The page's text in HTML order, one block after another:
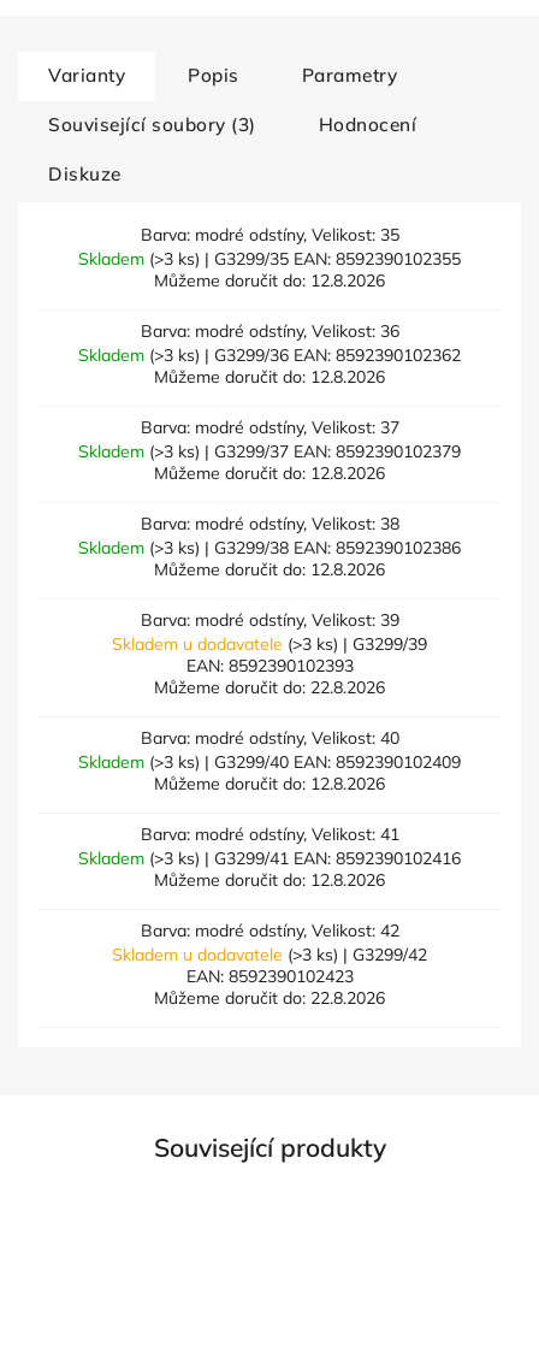
Varianty Popis Parametry
Související soubory (3) Hodnocení
Diskuze
Barva: modré odstíny, Velikost: 35
Skladem (>3 ks) | G3299/35 EAN: 8592390102355
Můžeme doručit do: 12.8.2026
Barva: modré odstíny, Velikost: 36
Skladem (>3 ks) | G3299/36 EAN: 8592390102362
Můžeme doručit do: 12.8.2026
Barva: modré odstíny, Velikost: 37
Skladem (>3 ks) | G3299/37 EAN: 8592390102379
Můžeme doručit do: 12.8.2026
Barva: modré odstíny, Velikost: 38
Skladem (>3 ks) | G3299/38 EAN: 8592390102386
Můžeme doručit do: 12.8.2026
Barva: modré odstíny, Velikost: 39
Skladem u dodavatele (>3 ks) | G3299/39
EAN: 8592390102393
Můžeme doručit do: 22.8.2026
Barva: modré odstíny, Velikost: 40
Skladem (>3 ks) | G3299/40 EAN: 8592390102409
Můžeme doručit do: 12.8.2026
Barva: modré odstíny, Velikost: 41
Skladem (>3 ks) | G3299/41 EAN: 8592390102416
Můžeme doručit do: 12.8.2026
Barva: modré odstíny, Velikost: 42
Skladem u dodavatele (>3 ks) | G3299/42
EAN: 8592390102423
Můžeme doručit do: 22.8.2026
Související produkty